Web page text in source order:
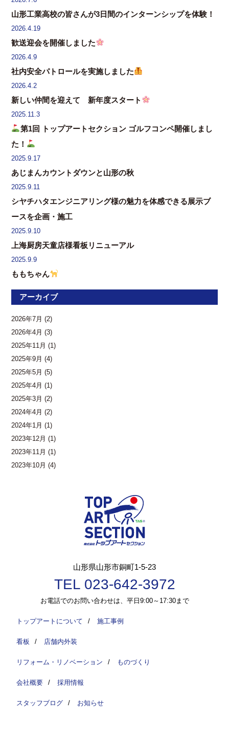
山形工業高校の皆さんが3日間のインターンシップを体験！
2026.4.19
歓送迎会を開催しました
2026.4.9
社内安全パトロールを実施しました
2026.4.2
新しい仲間を迎えて 新年度スタート
2025.11.3
第1回 トップアートセクション ゴルフコンペ開催しまし
た！
2025.9.17
あじまんカウントダウンと山形の秋
2025.9.11
シヤチハタエンジニアリング様の魅力を体感できる展示ブ
ースを企画・施工
2025.9.10
上海厨房天童店様看板リニューアル
2025.9.9
ももちゃん
アーカイブ
2026年7月 (2)
2026年4月 (3)
2025年11月 (1)
2025年9月 (4)
2025年5月 (5)
2025年4月 (1)
2025年3月 (2)
2024年4月 (2)
2024年1月 (1)
2023年12月 (1)
2023年11月 (1)
2023年10月 (4)
山形県山形市銅町1-5-23
TEL 023-642-3972
お電話でのお問い合わせは、平日9:00～17:30まで
トップアートについて / 施工事例
看板 / 店舗内外装
リフォーム・リノベーション / ものづくり
会社概要 / 採用情報
スタッフブログ / お知らせ